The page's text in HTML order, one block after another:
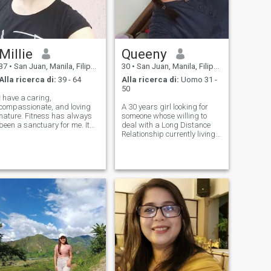
Millie
• San Juan, Manila, Filippine
ricerca di: 39 - 64
I have a caring,
and loving
nature. Fitness has always
been a sanctuary for me. It
Life has led me
moments of deep
Queeny
30 • San Juan, Manila, Filippine
Alla ricerca di: Uomo 31 -
50
A 30 years girl looking for
someone whose willing to
deal with a Long Distance
Relationship currently living
I'm family-oriented, God-
fearing, and ready to love tru